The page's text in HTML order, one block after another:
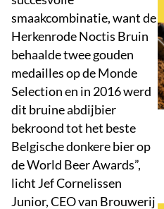
smaakcombinatie, want de
Herkenrode Noctis Bruin
behaalde twee gouden
medailles op de Monde
Selection en in 2016 werd
dit bruine abdijbier
bekroond tot het beste
Belgische donkere bier op
de World Beer Awards”,
licht Jef Cornelissen
Junior, CEO van Brouwerij